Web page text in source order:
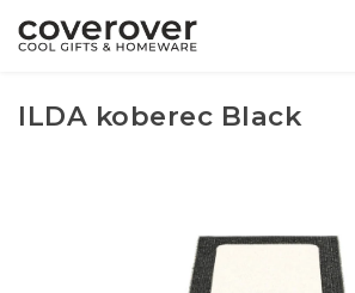
ILDA koberec Black